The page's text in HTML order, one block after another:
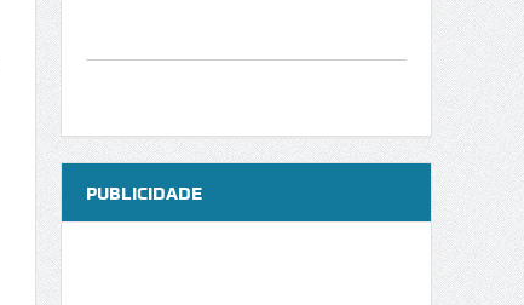
PUBLICIDADE